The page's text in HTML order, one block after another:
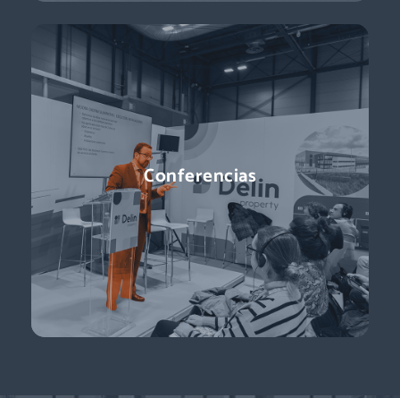
Conferencias